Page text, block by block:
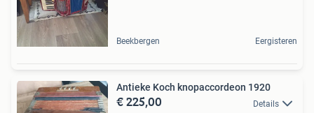
Beekbergen Eergisteren
Antieke Koch knopaccordeon 1920
€ 225,00 Details